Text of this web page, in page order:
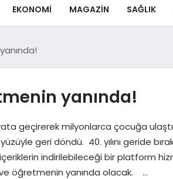
EKONOMI MAGAZIN SAĞLIK
yanında!
geçirerek milyonlarca çocuğa
geri döndü. 40. yılını geride
indirilebileceği bir platform
ve öğretmenin yanında olacak. …